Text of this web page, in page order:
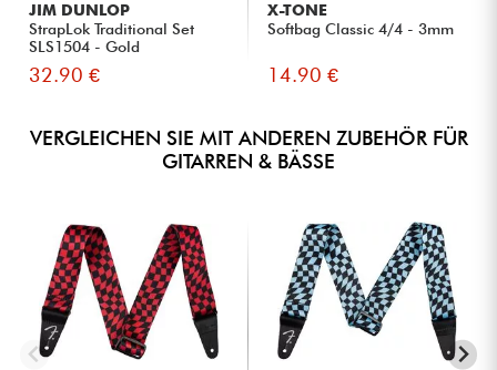
JIM DUNLOP
StrapLok Traditional Set
SLS1504 - Gold
32.90 €
X-TONE
Softbag Classic 4/4 - 3mm
14.90 €
VERGLEICHEN SIE MIT ANDEREN ZUBEHÖR FÜR
GITARREN & BÄSSE